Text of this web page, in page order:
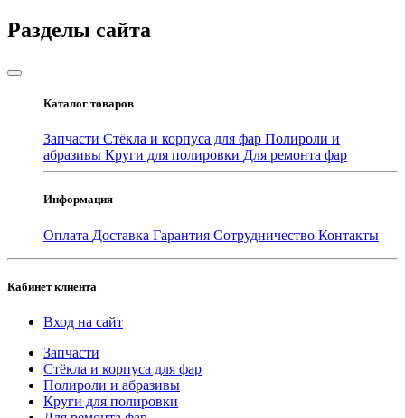
Разделы сайта
Каталог товаров
Запчасти Стёкла и корпуса для фар Полироли и
абразивы Круги для полировки Для ремонта фар
Информация
Оплата Доставка Гарантия Сотрудничество Контакты
Кабинет клиента
Вход на сайт
Запчасти
Стёкла и корпуса для фар
Полироли и абразивы
Круги для полировки